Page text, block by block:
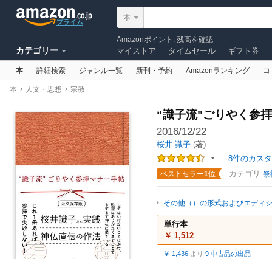
プライム 本
カテゴリー マイストア タイムセール ギフト券
Amazonで売る ヘルプ
Amazonポイント : 残高を確認
本 詳細検索 ジャンル一覧 新刊・予約 Amazonランキング コ
直接取引で販売促進
本 › 人文・思想 › 宗教
“識子流"ごりやく参
2016/12/22
桜井 識子 (著)
8件のカス
ベストセラー1位 - カテゴリ 祭
その他（）の形式およびエディ
単行本
￥ 1,512
￥ 1,436 より 9 中古品の出品